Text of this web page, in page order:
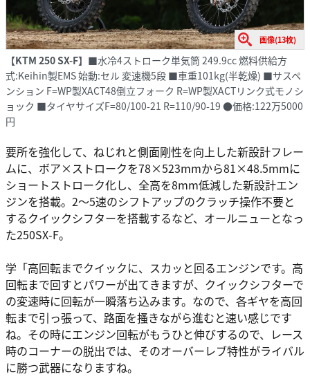
画像(13枚)
【KTM 250 SX-F】 ■水冷4ストローク単気筒 249.9cc 燃料供給方
式:Keihin製EMS 始動:セル 変速機5段 ■車重101kg(半乾燥) ■サスペ
ンション F=WP製XACT48倒立フォーク R=WP製XACTリンク式モノシ
ョック ■タイヤサイズF=80/100-21 R=110/90-19 ●価格:122万5000
円
要所を強化して、ねじれと側面剛性を向上した新設計フレー
ムに、ボア×ストロークを78×523mmから81×48.5mmに
ショートストローク化し、全高を8mm低減した新設計エン
ジンを搭載。2～5速のシフトアップのクラッチ操作不要と
するクイックシフターを搭載するなど、オールニューとなっ
た250SX-F。
学「高回転までクイックに、スカッと回るエンジンです。高
回転まで回すとパワーが出てきますが、クイックシフターで
の変速時に回転が一瞬落ち込みます。なので、各ギヤを高回
転まで引っ張って、路面を搔きながら進むと速い感じです
ね。その時にエンジン回転がもうひと伸びするので、レース
時のコーナーの脱出では、そのオーバーレブ特性がライバル
に勝つ武器になりますね。